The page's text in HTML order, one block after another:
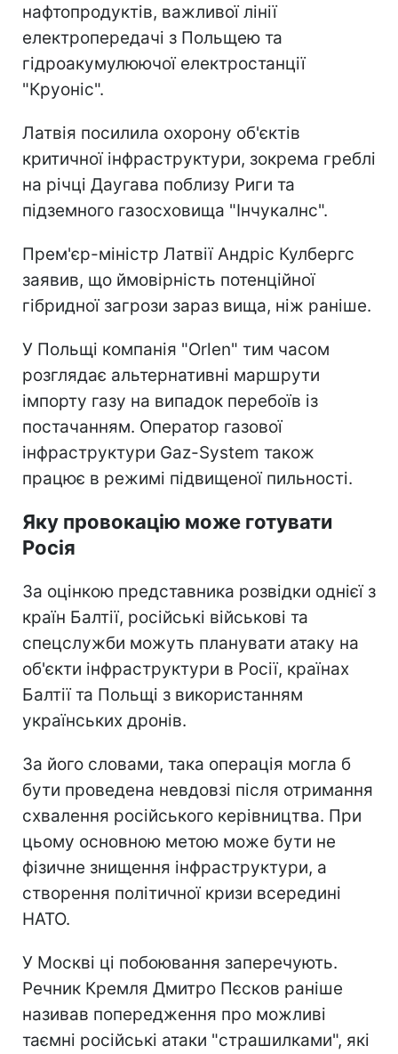
нафтопродуктів, важливої лінії
електропередачі з Польщею та
гідроакумулюючої електростанції
"Круоніс".
Латвія посилила охорону об'єктів
критичної інфраструктури, зокрема греблі
на річці Даугава поблизу Риги та
підземного газосховища "Інчукалнс".
Прем'єр-міністр Латвії Андріс Кулбергс
заявив, що ймовірність потенційної
гібридної загрози зараз вища, ніж раніше.
У Польщі компанія "Orlen" тим часом
розглядає альтернативні маршрути
імпорту газу на випадок перебоїв із
постачанням. Оператор газової
інфраструктури Gaz-System також
працює в режимі підвищеної пильності.
Яку провокацію може готувати
Росія
За оцінкою представника розвідки однієї з
країн Балтії, російські військові та
спецслужби можуть планувати атаку на
об'єкти інфраструктури в Росії, країнах
Балтії та Польщі з використанням
українських дронів.
За його словами, така операція могла б
бути проведена невдовзі після отримання
схвалення російського керівництва. При
цьому основною метою може бути не
фізичне знищення інфраструктури, а
створення політичної кризи всередині
НАТО.
У Москві ці побоювання заперечують.
Речник Кремля Дмитро Пєсков раніше
називав попередження про можливі
таємні російські атаки "страшилками", які